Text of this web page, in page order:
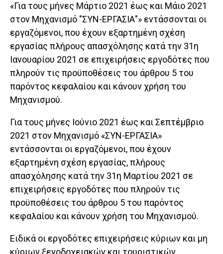
«Για τους μήνες Μάρτιο 2021 έως και Μάιο 2021
στον Μηχανισμό "ΣΥΝ-ΕΡΓΑΣΙΑ"» εντάσσονται οι
εργαζόμενοι, που έχουν εξαρτημένη σχέση
εργασίας πλήρους απασχόλησης κατά την 31η
Ιανουαρίου 2021 σε επιχειρήσεις εργοδότες που
πληρούν τις προϋποθέσεις του άρθρου 5 του
παρόντος κεφαλαίου και κάνουν χρήση του
Μηχανισμού.
Για τους μήνες Ιούνιο 2021 έως και Σεπτέμβριο
2021 στον Μηχανισμό «ΣΥΝ-ΕΡΓΑΣΙΑ»
εντάσσονται οι εργαζόμενοι, που έχουν
εξαρτημένη σχέση εργασίας, πλήρους
απασχόλησης κατά την 31η Μαρτίου 2021 σε
επιχειρήσεις εργοδότες που πληρούν τις
προϋποθέσεις του άρθρου 5 του παρόντος
κεφαλαίου και κάνουν χρήση του Μηχανισμού.
Ειδικά οι εργοδότες επιχειρήσεις κύριων και μη
κύριων ξενοδοχειακών και τουριστικών